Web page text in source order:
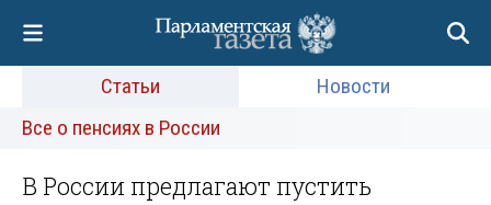
Статьи
Новости
Все о пенсиях в России
В России предлагают пустить